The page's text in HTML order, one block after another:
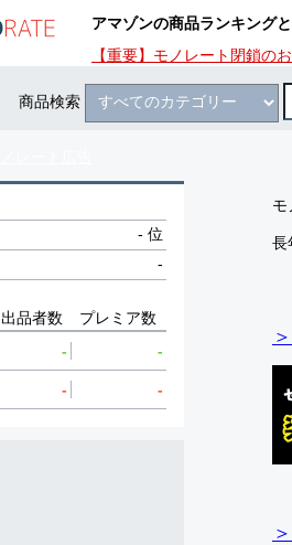
アマゾンの商品ランキング
【重要】モノレート閉鎖の
商品検索
モ
長
-位
-
出品者数
プレミア数
- -
- -